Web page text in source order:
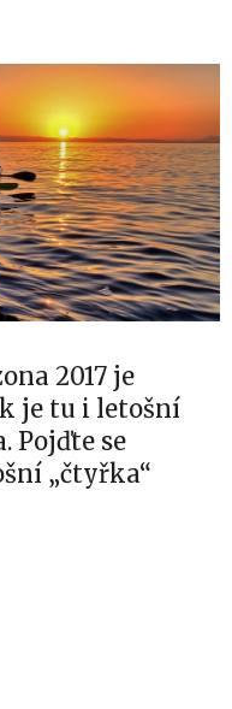
2017 je
je tu i letošní
Pojďte se
„čtyřka“